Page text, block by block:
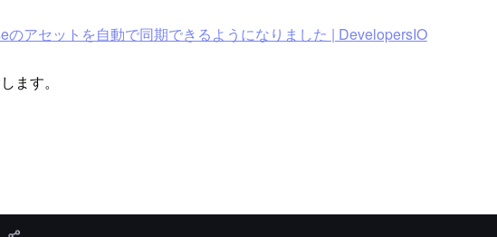
のアセットを自動で同期できるようになりました | DevelopersIO
ます。